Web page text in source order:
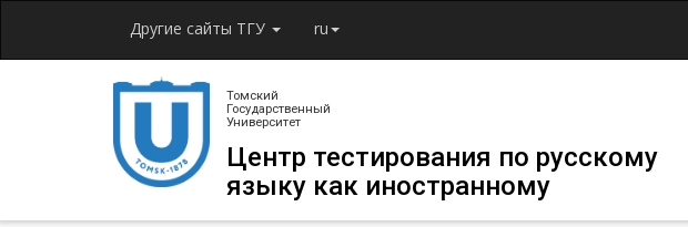
Другие сайты ТГУ ru
Томский
Государственный
Университет
Центр тестирования по русскому
языку как иностранному